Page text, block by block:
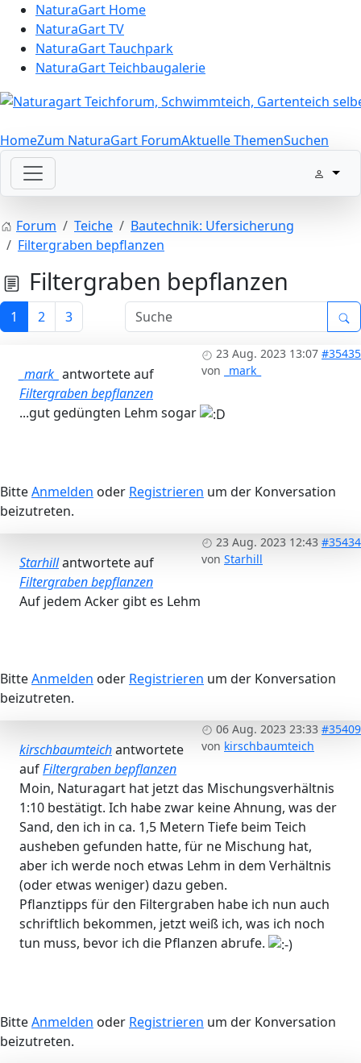
NaturaGart Home
NaturaGart TV
NaturaGart Tauchpark
NaturaGart Teichbaugalerie
HomeZum NaturaGart ForumAktuelle ThemenSuchen
Forum Teiche
Bautechnik: Ufersicherung
Filtergraben bepflanzen
Filtergraben bepflanzen
1 2 3
23 Aug. 2023 13:07 #35435
von
_mark_
_mark_ antwortete auf
Filtergraben bepflanzen
...gut gedüngten Lehm sogar
BitteAnmelden oder Registrieren um der Konversation
beizutreten.
23 Aug. 2023 12:43 #35434
von Starhill
Starhillantwortete auf
Filtergraben bepflanzen
Auf jedem Acker gibt es Lehm
BitteAnmelden oder Registrieren um der Konversation
beizutreten.
06 Aug. 2023 23:33 #35409
von kirschbaumteich
kirschbaumteichantwortete
aufFiltergraben bepflanzen
Moin, Naturagart hat jetzt das Mischungsverhältnis
1:10 bestätigt. Ich habe zwar keine Ahnung, was der
Sand, den ich in ca. 1,5 Metern Tiefe beim Teich
ausheben gefunden hatte, für ne Mischung hat,
aber ich werde noch etwas Lehm in dem Verhältnis
(oder etwas weniger) dazu geben.
Pflanztipps für den Filtergraben habe ich nun auch
schriftlich bekommen, jetzt weiß ich, was ich noch
tun muss, bevor ich die Pflanzen abrufe.
BitteAnmelden oder Registrieren um der Konversation
beizutreten.